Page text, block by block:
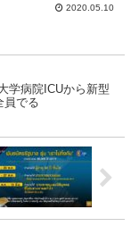
2020.05.10
学病院ICUから新型
員でる